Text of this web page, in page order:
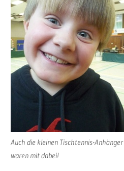
Auch die kleinen Tischtennis-Anhänger
waren mit dabei!